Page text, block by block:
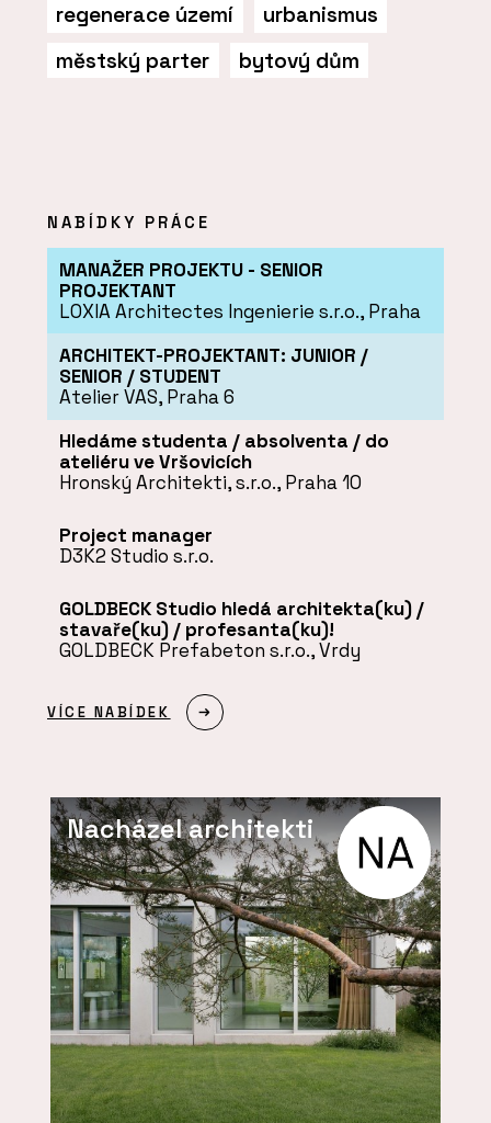
regenerace území
urbanismus
městský parter
bytový dům
NABÍDKY PRÁCE
MANAŽER PROJEKTU - SENIOR
PROJEKTANT
LOXIA Architectes Ingenierie s.r.o., Praha
ARCHITEKT-PROJEKTANT: JUNIOR /
SENIOR / STUDENT
Atelier VAS, Praha 6
Hledáme studenta / absolventa / do
ateliéru ve Vršovicích
Hronský Architekti, s.r.o., Praha 10
Project manager
D3K2 Studio s.r.o.
GOLDBECK Studio hledá architekta(ku) /
stavaře(ku) / profesanta(ku)!
GOLDBECK Prefabeton s.r.o., Vrdy
VÍCE NABÍDEK
Nacházel architekti